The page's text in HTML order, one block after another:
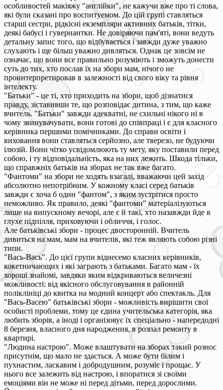
особливостей макіяжу "англійки", не кажучи вже про ті слова,
які були сказані про воспитуемом. До цій групі ставляться
старші сестри, рідкісні екземпляри активних батьків, тітки,
деякі бабусі і гувернантки. Не довіряючи пам'яті, вони ведуть
детальну запис того, що відбувається і завжди дуже уважно
слухають і ще більш уважно дивляться. Однак це зовсім не
означає, що вони все правильно розуміють і зможуть донести
суть до тих, хто послав їх на збори мам, нічого не
проинтерпретировав в залежності від свого віку та рівня
інтелекту.
"Батьки" - це ті, хто приходить на збори, щоб дізнатися
правду, зіставивши те, що розповідає дитина, з тим, що каже
вчитель. "Батьки" завжди адекватні, не схильні нікого ні в
чому звинувачувати, вони готові до співпраці і є для класного
керівника першими помічниками. До справи освіти і
виховання вони ставляться серйозно, але тверезо, не будуючи
ілюзій. Вони чітко усвідомлюють ту мету, яку поставили перед
собою, і ту відповідальність, яка на них лежить. Шкода тільки,
що справжніх батьків на зборах не так вже багато.
"Фантоми" на збори не ходять взагалі, вважаючи цей захід
абсолютно непотрібним. У кожному класі серед батьків
завжди є хоча б один "фантом", з яким зустрітися просто
неможливо. Як правило, деякі "фантоми" матеріалізуються
лише на випускному вечорі, але є й такі, хто назавжди йде в
глухе підпілля, приховуючи і обличчя, і голос.
Але батьківські збори - процес двосторонній. Вчитель
дивиться на мам, мам на вчителів, які теж являють собою різні
типи.
"Вась-Вась". До цієї групи віднесемо класних керівників,
кокетничающих і які заграють з батьками. Багато мам - їх
хороші знайомі, завдяки яким відкриваються величезні
можливості: від якісного обслуговування в районній
поліклініці до квитка на модний концерт або спектакль. Для
"Вась-Васею" батьківські збори - можливість вирішити свої
особисті проблеми, тому це єдина учительська категорія, яка
любить зборів, а іноді і організовує їх спеціально - напередодні
8 березня, власного дня народження, в розпал ремонту в
квартирі.
"Людина настрою". Може влаштувати на зборах такий рознос
присутнім, що мало не здасться. А може бути білим і
пухнастим, ласкавим і добродушним, розуміє і прощає. У
нього все залежить від настрою, і впоратися зі своїми
емоціями він не може ні перед дітьми, перед дорослими.